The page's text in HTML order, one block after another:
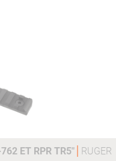
ET RPR TR5" RUGER